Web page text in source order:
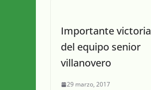
Importante victoria
del equipo senior
villanovero
29 marzo, 2017